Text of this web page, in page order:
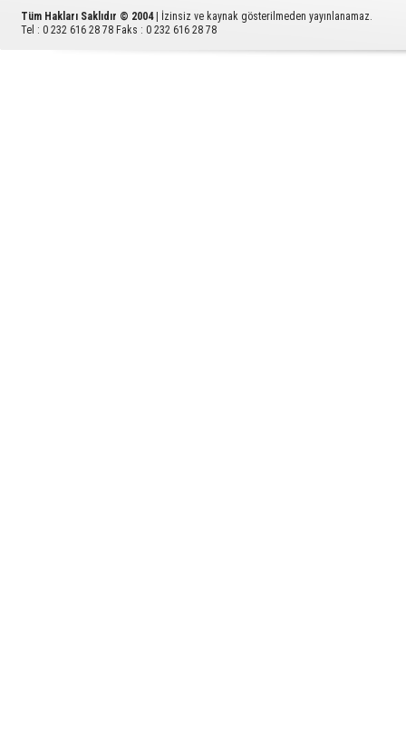
Tüm Hakları Saklıdır © 2004
| İzinsiz ve kaynak gösterilmeden yayınlanamaz.
Tel : 0 232 616 28 78 Faks : 0 232 616 28 78